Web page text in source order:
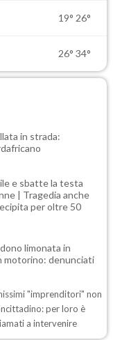
19° 26°
26° 34°
in strada:
e sbatte la testa
| Tragedia anche
per oltre 50
limonata in
motorino: denunciati
"imprenditori" non
per loro è
a intervenire